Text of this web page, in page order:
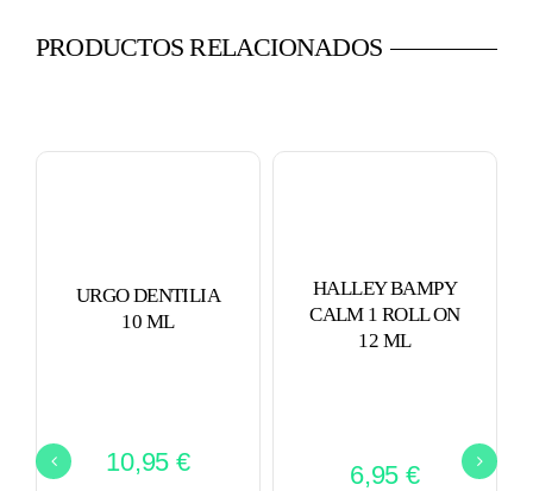
PRODUCTOS RELACIONADOS
URGO DENTILIA
10 ML
10,95 €
HALLEY BAMPY
CALM 1 ROLL ON
12 ML
6,95€